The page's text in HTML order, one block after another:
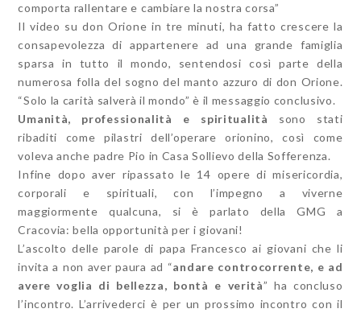
comporta rallentare e cambiare la nostra corsa”
Il video su don Orione in tre minuti, ha fatto crescere la
consapevolezza di appartenere ad una grande famiglia
sparsa in tutto il mondo, sentendosi così parte della
numerosa folla del sogno del manto azzuro di don Orione.
“Solo la carità salverà il mondo” è il messaggio conclusivo.
Umanità, professionalità e spiritualità sono stati
ribaditi come pilastri dell’operare orionino, così come
voleva anche padre Pio in Casa Sollievo della Sofferenza.
Infine dopo aver ripassato le 14 opere di misericordia,
corporali e spirituali, con l’impegno a viverne
maggiormente qualcuna, si è parlato della GMG a
Cracovia: bella opportunità per i giovani!
L’ascolto delle parole di papa Francesco ai giovani che li
invita a non aver paura ad “andare controcorrente, e ad
avere voglia di bellezza, bontà e verità” ha concluso
l’incontro. L’arrivederci è per un prossimo incontro con il